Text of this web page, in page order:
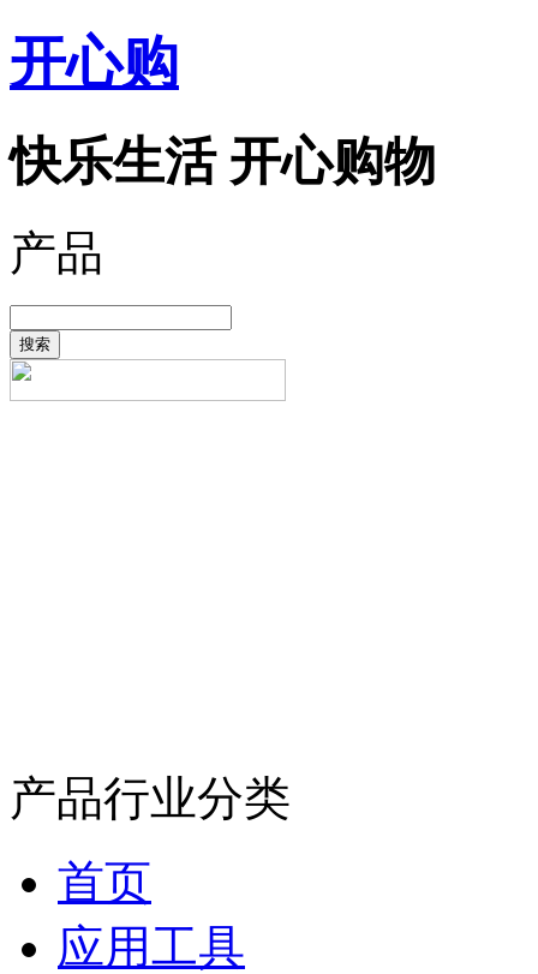
开心购
快乐生活 开心购物
产品
搜索
产品行业分类
首页
应用工具